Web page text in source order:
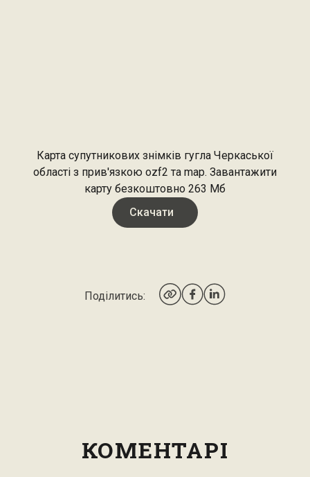
Карта супутникових знімків гугла Черкаської
області з прив'язкою ozf2 та map. Завантажити
карту безкоштовно 263 Мб
Скачати
Поділитись:
КОМЕНТАРІ